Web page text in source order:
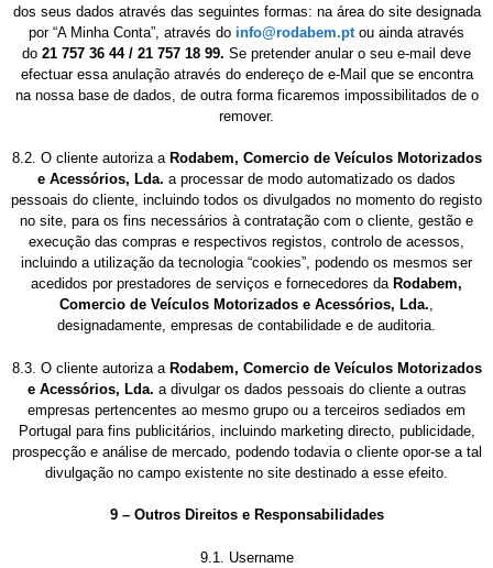
dos seus dados através das seguintes formas: na área do site designada
por “A Minha Conta”, através do info@rodabem.pt ou ainda através
do 21 757 36 44 / 21 757 18 99. Se pretender anular o seu e-mail deve
efectuar essa anulação através do endereço de e-Mail que se encontra
na nossa base de dados, de outra forma ficaremos impossibilitados de o
remover.
8.2. O cliente autoriza a Rodabem, Comercio de Veículos Motorizados
e Acessórios, Lda. a processar de modo automatizado os dados
pessoais do cliente, incluindo todos os divulgados no momento do registo
no site, para os fins necessários à contratação com o cliente, gestão e
execução das compras e respectivos registos, controlo de acessos,
incluindo a utilização da tecnologia “cookies”, podendo os mesmos ser
acedidos por prestadores de serviços e fornecedores da Rodabem,
Comercio de Veículos Motorizados e Acessórios, Lda.,
designadamente, empresas de contabilidade e de auditoria.
8.3. O cliente autoriza a Rodabem, Comercio de Veículos Motorizados
e Acessórios, Lda. a divulgar os dados pessoais do cliente a outras
empresas pertencentes ao mesmo grupo ou a terceiros sediados em
Portugal para fins publicitários, incluindo marketing directo, publicidade,
prospecção e análise de mercado, podendo todavia o cliente opor-se a tal
divulgação no campo existente no site destinado a esse efeito.
9 – Outros Direitos e Responsabilidades
9.1. Username